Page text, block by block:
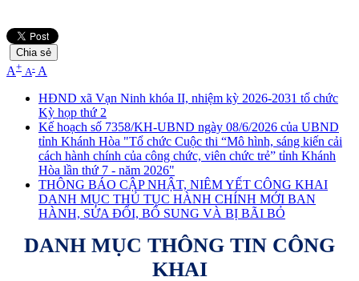
Chia sẻ
A+ A- A
HĐND xã Vạn Ninh khóa II, nhiệm kỳ 2026-2031 tổ chức
Kỳ họp thứ 2
Kế hoạch số 7358/KH-UBND ngày 08/6/2026 của UBND
tỉnh Khánh Hòa "Tổ chức Cuộc thi “Mô hình, sáng kiến cải
cách hành chính của công chức, viên chức trẻ” tỉnh Khánh
Hòa lần thứ 7 - năm 2026"
THÔNG BÁO CẬP NHẬT, NIÊM YẾT CÔNG KHAI
DANH MỤC THỦ TỤC HÀNH CHÍNH MỚI BAN
HÀNH, SỬA ĐỔI, BỔ SUNG VÀ BỊ BÃI BỎ
DANH MỤC THÔNG TIN CÔNG
KHAI